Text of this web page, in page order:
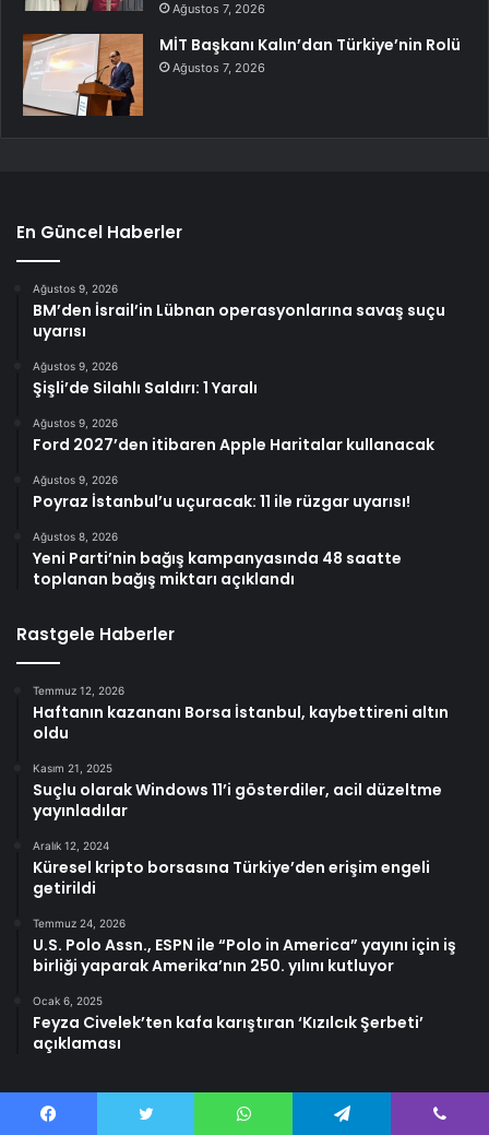
Ağustos 7, 2026
MİT Başkanı Kalın’dan Türkiye’nin Rolü
Ağustos 7, 2026
En Güncel Haberler
Ağustos 9, 2026
BM’den İsrail’in Lübnan operasyonlarına savaş suçu
uyarısı
Ağustos 9, 2026
Şişli’de Silahlı Saldırı: 1 Yaralı
Ağustos 9, 2026
Ford 2027’den itibaren Apple Haritalar kullanacak
Ağustos 9, 2026
Poyraz İstanbul’u uçuracak: 11 ile rüzgar uyarısı!
Ağustos 8, 2026
Yeni Parti’nin bağış kampanyasında 48 saatte
toplanan bağış miktarı açıklandı
Rastgele Haberler
Temmuz 12, 2026
Haftanın kazananı Borsa İstanbul, kaybettireni altın
oldu
Kasım 21, 2025
Suçlu olarak Windows 11’i gösterdiler, acil düzeltme
yayınladılar
Aralık 12, 2024
Küresel kripto borsasına Türkiye’den erişim engeli
getirildi
Temmuz 24, 2026
U.S. Polo Assn., ESPN ile “Polo in America” yayını için iş
birliği yaparak Amerika’nın 250. yılını kutluyor
Ocak 6, 2025
Feyza Civelek’ten kafa karıştıran ‘Kızılcık Şerbeti’
açıklaması